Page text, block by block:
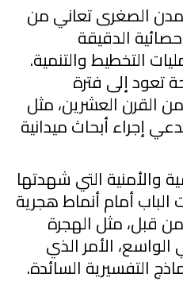
الصغرى تعاني من
الدقيقة
التخطيط والتنمية.
تعود إلى فترة
من القرن العشرين، مثل
إجراء أبحاث ميدانية
والأمنية التي شهدتها
الباب أمام أنماط هجرية
قبل، مثل الهجرة
الواسع، الأمر الذي
التفسيرية السائدة.